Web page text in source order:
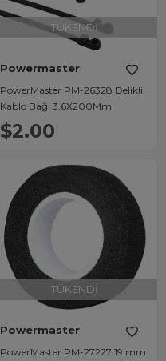
TÜKENDI
Powermaster
PowerMaster PM-26328 Delikli
Kablo Bağı 3.6X200Mm
$2.00
TÜKENDI
Powermaster
PowerMaster PM-27227 19 mm